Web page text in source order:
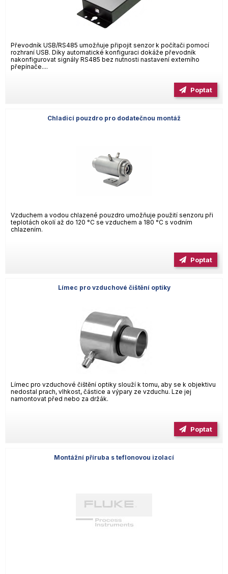
Převodník USB/RS485 umožňuje připojit senzor k počítači pomocí
rozhraní USB. Díky automatické konfiguraci dokáže převodník
nakonfigurovat signály RS485 bez nutnosti nastavení externího
přepínače....
Poptat
Chladicí pouzdro pro dodatečnou montáž
Vzduchem a vodou chlazené pouzdro umožňuje použití senzoru při
teplotách okolí až do 120 °C se vzduchem a 180 °C s vodním
chlazením.
Poptat
Límec pro vzduchové čištění optiky
Límec pro vzduchové čištění optiky slouží k tomu, aby se k objektivu
nedostal prach, vlhkost, částice a výpary ze vzduchu. Lze jej
namontovat před nebo za držák.
Poptat
Montážní příruba s teflonovou izolací